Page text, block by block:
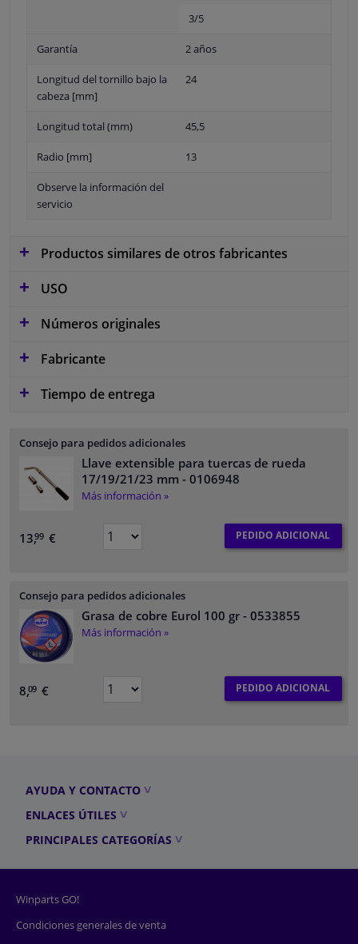
3/5
Garantía 2 años
Longitud del tornillo bajo la
cabeza [mm]
24
Longitud total (mm) 45,5
Radio [mm] 13
Observe la información del
servicio
Productos similares de otros fabricantes
USO
Números originales
Fabricante
Tiempo de entrega
Consejo para pedidos adicionales
Llave extensible para tuercas de rueda
17/19/21/23 mm - 0106948
Más información »
13,99 € PEDIDO ADICIONAL
Consejo para pedidos adicionales
Grasa de cobre Eurol 100 gr - 0533855
Más información »
8,09 € PEDIDO ADICIONAL
AYUDA Y CONTACTO
ENLACES ÚTILES
PRINCIPALES CATEGORÍAS
Winparts GO!
Condiciones generales de venta